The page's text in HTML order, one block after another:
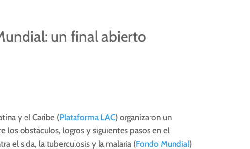
un final abierto
y el Caribe (Plataforma LAC) organizaron un
los obstáculos, logros y siguientes pasos en el
el sida, la tuberculosis y la malaria (Fondo Mundial)